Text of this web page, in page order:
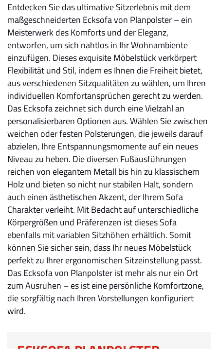
Entdecken Sie das ultimative Sitzerlebnis mit dem
maßgeschneiderten Ecksofa von Planpolster – ein
Meisterwerk des Komforts und der Eleganz,
entworfen, um sich nahtlos in Ihr Wohnambiente
einzufügen. Dieses exquisite Möbelstück verkörpert
Flexibilität und Stil, indem es Ihnen die Freiheit bietet,
aus verschiedenen Sitzqualitäten zu wählen, um Ihren
individuellen Komfortansprüchen gerecht zu werden.
Das Ecksofa zeichnet sich durch eine Vielzahl an
personalisierbaren Optionen aus. Wählen Sie zwischen
weichen oder festen Polsterungen, die jeweils darauf
abzielen, Ihre Entspannungsmomente auf ein neues
Niveau zu heben. Die diversen Fußausführungen
reichen von elegantem Metall bis hin zu klassischem
Holz und bieten so nicht nur stabilen Halt, sondern
auch einen ästhetischen Akzent, der Ihrem Sofa
Charakter verleiht. Mit Bedacht auf unterschiedliche
Körpergrößen und Präferenzen ist dieses Sofa
ebenfalls mit variablen Sitzhöhen erhältlich. Somit
können Sie sicher sein, dass Ihr neues Möbelstück
perfekt zu Ihrer ergonomischen Sitzeinstellung passt.
Das Ecksofa von Planpolster ist mehr als nur ein Ort
zum Ausruhen – es ist eine persönliche Komfortzone,
die sorgfältig nach Ihren Vorstellungen konfiguriert
wird.